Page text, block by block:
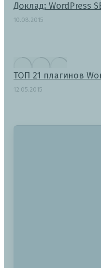
Доклад: WordPress
10.08.2015
ТОП 21 плагинов
12.05.2015